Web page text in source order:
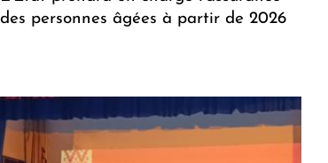
des personnes âgées à partir de 2026